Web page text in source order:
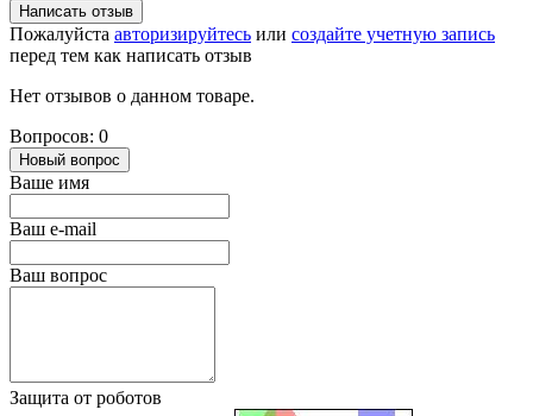
Написать отзыв
Пожалуйста авторизируйтесь или создайте учетную запись
перед тем как написать отзыв
Нет отзывов о данном товаре.
Вопросов: 0
Новый вопрос
Ваше имя
Ваш e-mail
Ваш вопрос
Защита от роботов